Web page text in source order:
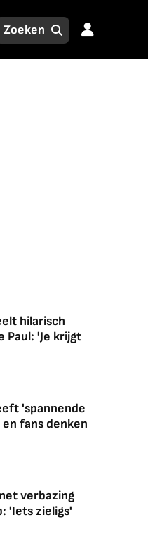
hilarisch
Paul: 'Je krijgt
'spannende
fans denken
verbazing
'Iets zieligs'